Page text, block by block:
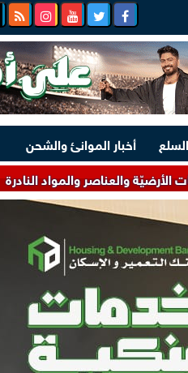
أخبار الموانئ والشحن
والمواد النادرة